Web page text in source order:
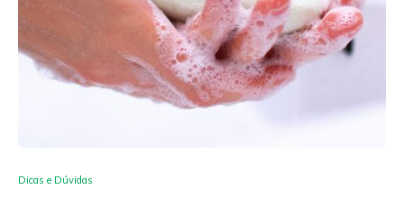
Dicas e Dúvidas